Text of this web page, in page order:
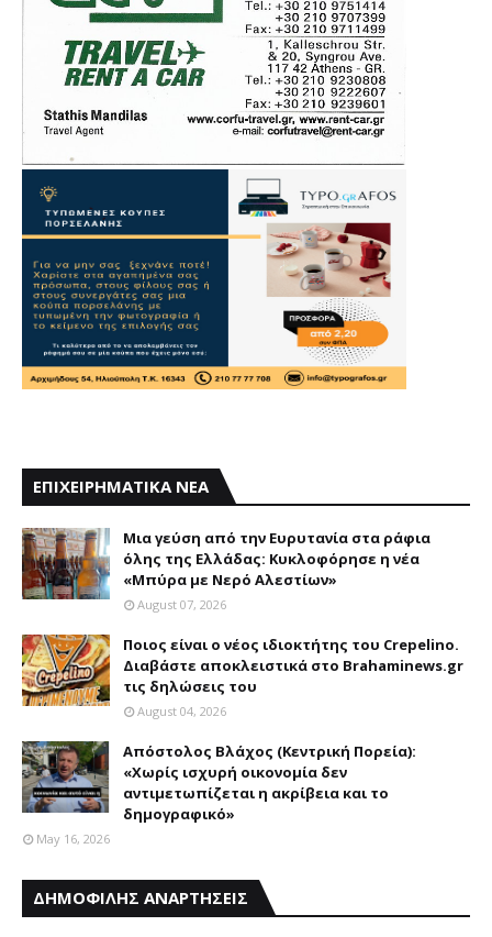
ΕΠΙΧΕΙΡΗΜΑΤΙΚΑ ΝΕΑ
Mια γεύση από την Eυρυτανία στα ράφια
όλης της Ελλάδας: Κυκλοφόρησε η νέα
«Μπύρα με Nερό Aλεστίων»
August 07, 2026
Ποιος είναι ο νέος ιδιοκτήτης του Crepelino.
Διαβάστε αποκλειστικά στο Brahaminews.gr
τις δηλώσεις του
August 04, 2026
Απόστολος Βλάχος (Κεντρική Πορεία):
«Χωρίς ισχυρή οικονομία δεν
αντιμετωπίζεται η ακρίβεια και το
δημογραφικό»
May 16, 2026
ΔΗΜΟΦΙΛΗΣ ΑΝΑΡΤΗΣΕΙΣ